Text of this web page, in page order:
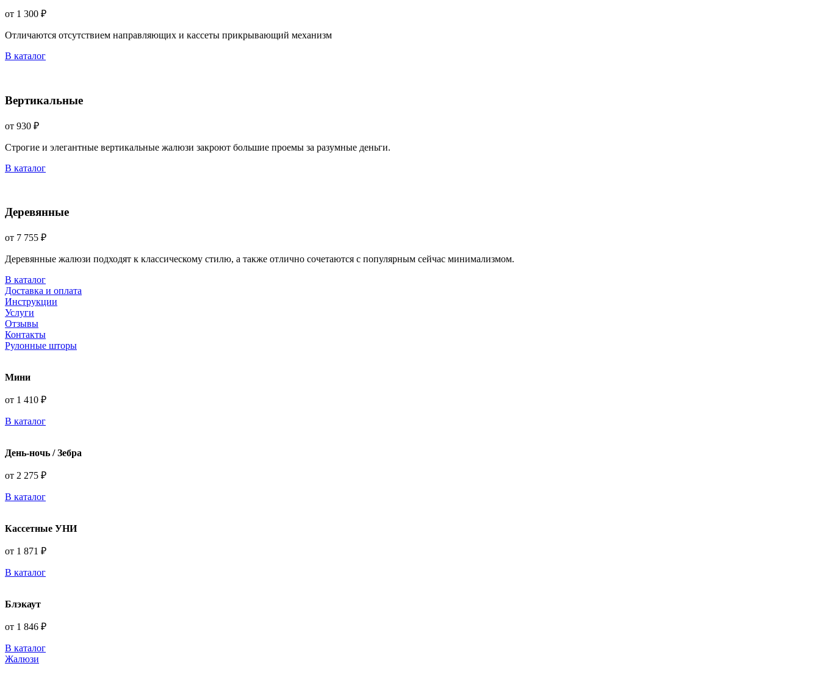
от 1 300 ₽
Отличаются отсутствием направляющих и кассеты прикрывающий механизм
В каталог
Вертикальные
от 930 ₽
Строгие и элегантные вертикальные жалюзи закроют большие проемы за разумные деньги.
В каталог
Деревянные
от 7 755 ₽
Деревянные жалюзи подходят к классическому стилю, а также отлично сочетаются с популярным сейчас минимализмом.
В каталог
Доставка и оплата
Инструкции
Услуги
Отзывы
Контакты
Рулонные шторы
Мини
от 1 410 ₽
В каталог
День-ночь / Зебра
от 2 275 ₽
В каталог
Кассетные УНИ
от 1 871 ₽
В каталог
Блэкаут
от 1 846 ₽
В каталог
Жалюзи